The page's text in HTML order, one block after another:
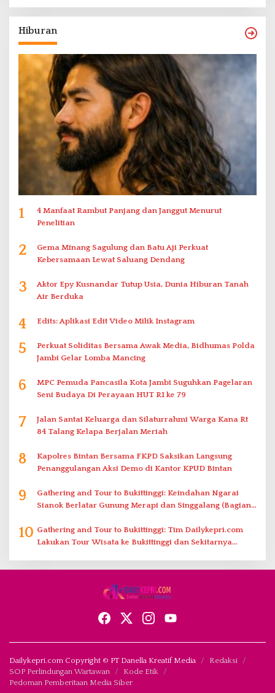
Hiburan
1
4 Manfaat Rambut Panjang dan Janggut Menurut
Penelitian
2
Gema Minang Sagulung dan Batu Aji Perkuat
Kebersamaan Lewat Saluang Dendang
3
Aktor Epy Kusnandar Tutup Usia, Dunia Hiburan Tanah
Air Berduka
4 Edits: Aplikasi Edit Video Milik Instagram
5
Perkuat Soliditas Bersama Awak Media, Bidhumas Polda
Jambi Gelar Lomba Mancing
6
MPC Pemuda Pancasila Kota Jambi Suguhkan Pagelaran
Seni Budaya Di Perayaan HUT RI ke 79
7
Jalan Santai Keluarga dan Silaturrahmi Warga Kana Rt
84 Talang Kelapa Berjalan Meriah
8
Kapolres Bintan Bersama FKPD Saksikan Langsung
Penanggulangan Aksi Demo di Kantor KPUD Bintan
9
Gathering and Tour to Bukittinggi: Keindahan Ngarai
Sianok Berlatar Gunung Merapi dan Singgalang (Bagian
10 Gathering and Tour to Bukittinggi: Tim Dailykepri.com
Lakukan Tour Wisata ke Bukittinggi dan Sekitarnya
Dailykepri.com Copyright © PT Danella Kreatif Media
Redaksi
SOP Perlindungan Wartawan
Kode Etik
Pedoman Pemberitaan Media Siber